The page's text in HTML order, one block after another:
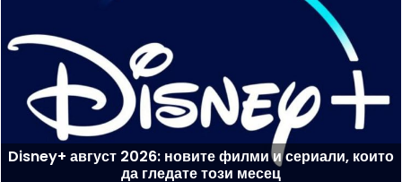
Disney+ август 2026: новите филми и сериали, които
да гледате този месец